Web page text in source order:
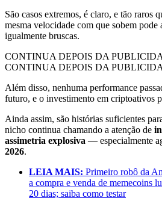
São casos extremos, é claro, e tão raros
mesma velocidade com que sobem pode
igualmente bruscas.
CONTINUA DEPOIS DA
CONTINUA DEPOIS DA
Além disso, nenhuma performance
futuro, e o investimento em criptoativos
Ainda assim, são histórias suficientes
nicho continua chamando a atenção de
assimetria explosiva — especialmente
2026.
LEIA MAIS: Primeiro robô da
a compra e venda de memecoins
20 dias; saiba como testar